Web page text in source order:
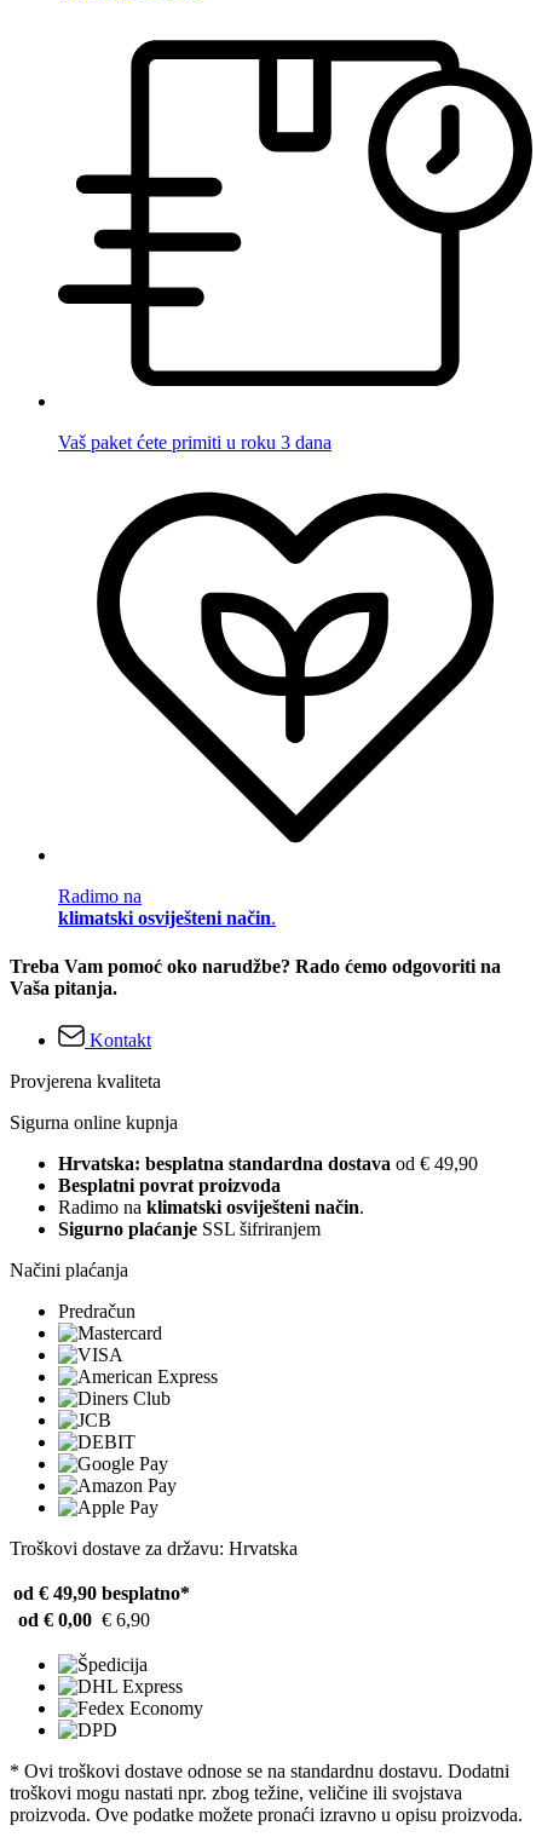
Vaš paket ćete primiti u roku 3 dana
Radimo na
klimatski osviješteni način.
Treba Vam pomoć oko narudžbe? Rado ćemo odgovoriti na
Vaša pitanja.
Kontakt
Provjerena kvaliteta
Sigurna online kupnja
Hrvatska: besplatna standardna dostava od € 49,90
Besplatni povrat proizvoda
Radimo na klimatski osviješteni način.
Sigurno plaćanje SSL šifriranjem
Načini plaćanja
Predračun
Troškovi dostave za državu: Hrvatska
od € 49,90 besplatno*
od € 0,00 € 6,90
* Ovi troškovi dostave odnose se na standardnu ​​dostavu. Dodatni
troškovi mogu nastati npr. zbog težine, veličine ili svojstava
proizvoda. Ove podatke možete pronaći izravno u opisu proizvoda.